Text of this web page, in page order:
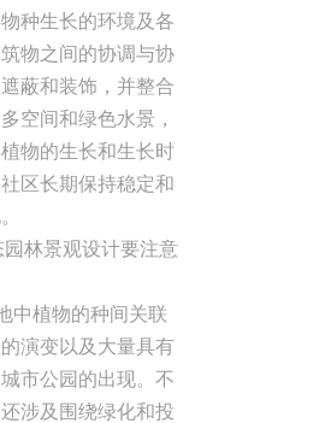
种生长的环境及各
物之间的协调与协
蔽和装饰，并整合
空间和绿色水景，
物的生长和生长时
区长期保持稳定和
园林景观设计要注意
中植物的种间关联
演变以及大量具有
市公园的出现。不
涉及围绕绿化和投